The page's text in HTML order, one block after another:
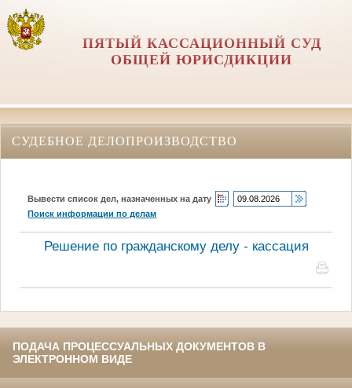
ПЯТЫЙ КАССАЦИОННЫЙ СУД
ОБЩЕЙ ЮРИСДИКЦИИ
СУДЕБНОЕ ДЕЛОПРОИЗВОДСТВО
Вывести список дел, назначенных на дату
Поиск информации по делам
Решение по гражданскому делу - кассация
ПОДАЧА ПРОЦЕССУАЛЬНЫХ ДОКУМЕНТОВ В
ЭЛЕКТРОННОМ ВИДЕ